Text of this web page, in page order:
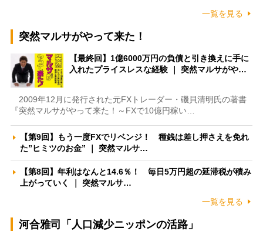
一覧を見る
突然マルサがやって来た！
【最終回】1億6000万円の負債と引き換えに手に
入れたプライスレスな経験 ｜ 突然マルサがや…
2009年12月に発行された元FXトレーダー・磯貝清明氏の著書
『突然マルサがやって来た！～FXで10億円稼い…
【第9回】もう一度FXでリベンジ！ 種銭は差し押さえを免れ
た”ヒミツのお金” ｜ 突然マルサ…
【第8回】年利はなんと14.6％！ 毎日5万円超の延滞税が積み
上がっていく ｜ 突然マルサ…
一覧を見る
河合雅司「人口減少ニッポンの活路」